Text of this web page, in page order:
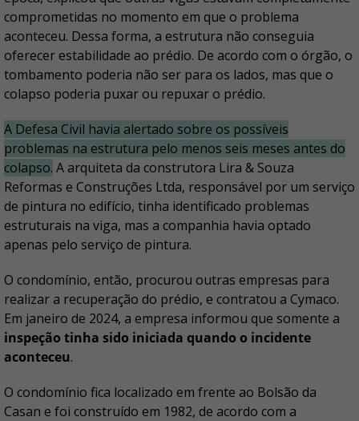
comprometidas no momento em que o problema
aconteceu. Dessa forma, a estrutura não conseguia
oferecer estabilidade ao prédio. De acordo com o órgão, o
tombamento poderia não ser para os lados, mas que o
colapso poderia puxar ou repuxar o prédio.
A Defesa Civil havia alertado sobre os possíveis
problemas na estrutura pelo menos seis meses antes do
colapso. A arquiteta da construtora Lira & Souza
Reformas e Construções Ltda, responsável por um serviço
de pintura no edifício, tinha identificado problemas
estruturais na viga, mas a companhia havia optado
apenas pelo serviço de pintura.
O condomínio, então, procurou outras empresas para
realizar a recuperação do prédio, e contratou a Cymaco.
Em janeiro de 2024, a empresa informou que somente a
inspeção tinha sido iniciada quando o incidente
aconteceu.
O condomínio fica localizado em frente ao Bolsão da
Casan e foi construído em 1982, de acordo com a